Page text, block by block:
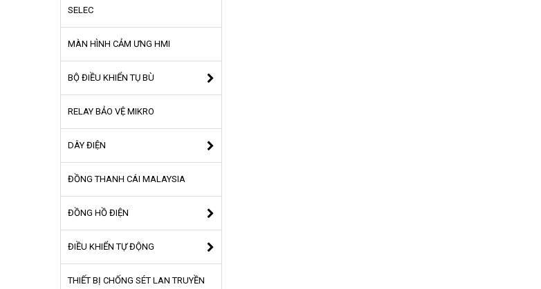
SELEC
MÀN HÌNH CẢM ƯNG HMI
BỘ ĐIỀU KHIỂN TỤ BÙ
RELAY BẢO VỆ MIKRO
DÂY ĐIỆN
ĐỒNG THANH CÁI MALAYSIA
ĐỒNG HỒ ĐIỆN
ĐIỀU KHIỂN TỰ ĐỘNG
THIẾT BỊ CHỐNG SÉT LAN TRUYỀN